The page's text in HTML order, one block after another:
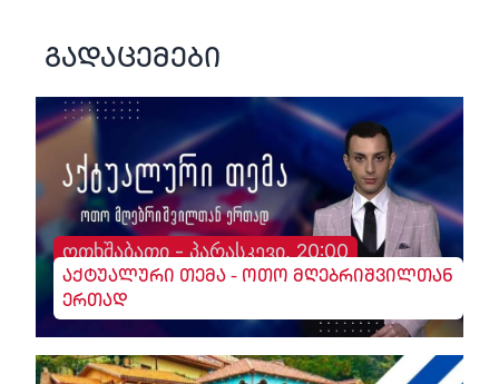
გადაცემები
ოთხშაბათი - პარასკევი, 20:00
აქტუალური თემა - ოთო მღებრიშვილთან
ერთად